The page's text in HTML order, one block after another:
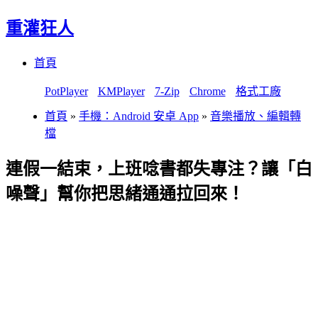
重灌狂人
首頁
PotPlayer KMPlayer 7-Zip Chrome 格式工廠
首頁 » 手機：Android 安卓 App » 音樂播放、編輯轉
檔
連假一結束，上班唸書都失專注？讓「白
噪聲」幫你把思緒通通拉回來！